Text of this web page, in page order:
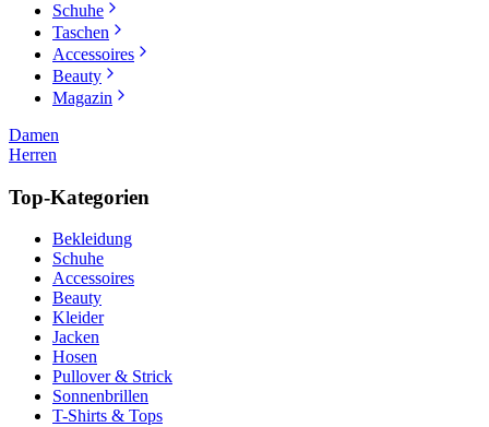
Schuhe
Taschen
Accessoires
Beauty
Magazin
Damen
Herren
Top-Kategorien
Bekleidung
Schuhe
Accessoires
Beauty
Kleider
Jacken
Hosen
Pullover & Strick
Sonnenbrillen
T-Shirts & Tops